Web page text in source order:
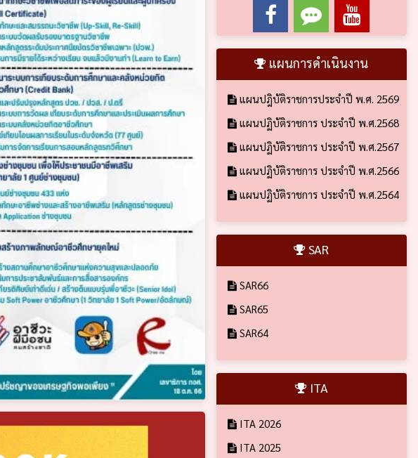
แผนการดำเนินงาน
แผนปฎิบัติราชการประจำปี พ.ศ. 2569
แผนปฏิบัติราชการ ประจำปี พ.ศ.2568
แผนปฏิบัติราชการ ประจำปี พ.ศ.2567
แผนปฏิบัติราชการ ประจำปี พ.ศ.2566
แผนปฏิบัติราชการ ประจำปี พ.ศ.2564
SAR
SAR66
SAR65
SAR64
ITA
ITA 2026
ITA 2025